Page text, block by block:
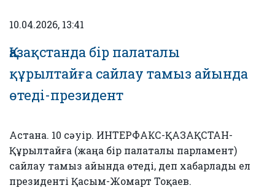
10.04.2026, 13:41
Қазақстанда бір палаталы
құрылтайға сайлау тамыз айында
өтеді-президент
Астана. 10 сәуір. ИНТЕРФАКС-ҚАЗАҚСТАН-
Құрылтайға (жаңа бір палаталы парламент)
сайлау тамыз айында өтеді, деп хабарлады ел
президенті Қасым-Жомарт Тоқаев.